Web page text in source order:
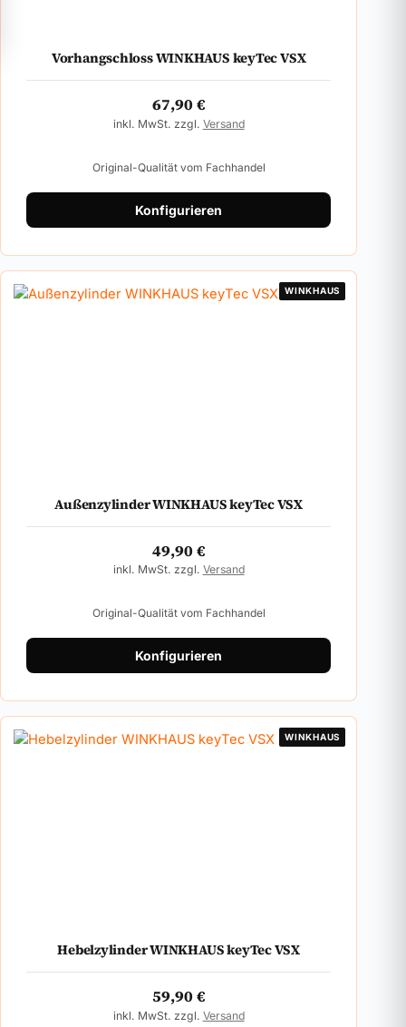
Vorhangschloss WINKHAUS keyTec VSX
67,90€
inkl. MwSt. zzgl. Versand
Original-Qualität vom Fachhandel
Konfigurieren
WINKHAUS
Außenzylinder WINKHAUS keyTec VSX
49,90€
inkl. MwSt. zzgl. Versand
Original-Qualität vom Fachhandel
Konfigurieren
WINKHAUS
Hebelzylinder WINKHAUS keyTec VSX
59,90€
inkl. MwSt. zzgl. Versand